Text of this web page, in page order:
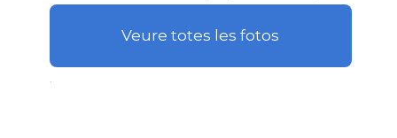
Veure totes les fotos